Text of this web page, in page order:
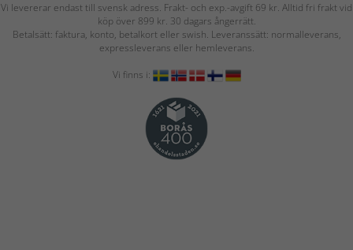
Vi levererar endast till svensk adress. Frakt- och exp.-avgift 69 kr. Alltid fri frakt vid
köp över 899 kr. 30 dagars ångerrätt.
Betalsätt: faktura, konto, betalkort eller swish. Leveranssätt: normalleverans,
expressleverans eller hemleverans.
Vi finns i: